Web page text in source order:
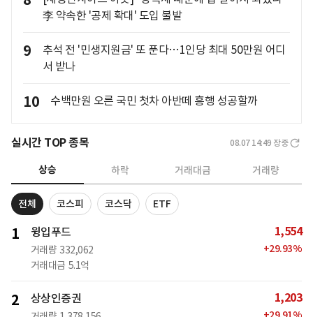
李 약속한 '공제 확대' 도입 불발
9
추석 전 '민생지원금' 또 푼다…1인당 최대 50만원 어디
서 받나
10 수백만원 오른 국민 첫차 아반떼 흥행 성공할까
실시간 TOP 종목 08.07 14:49 장중
상승 하락 거래대금 거래량
전체 코스피 코스닥 ETF
1 윙입푸드
거래량 332,062
거래대금 5.1억
1,554
+29.93%
2 상상인증권 1,203